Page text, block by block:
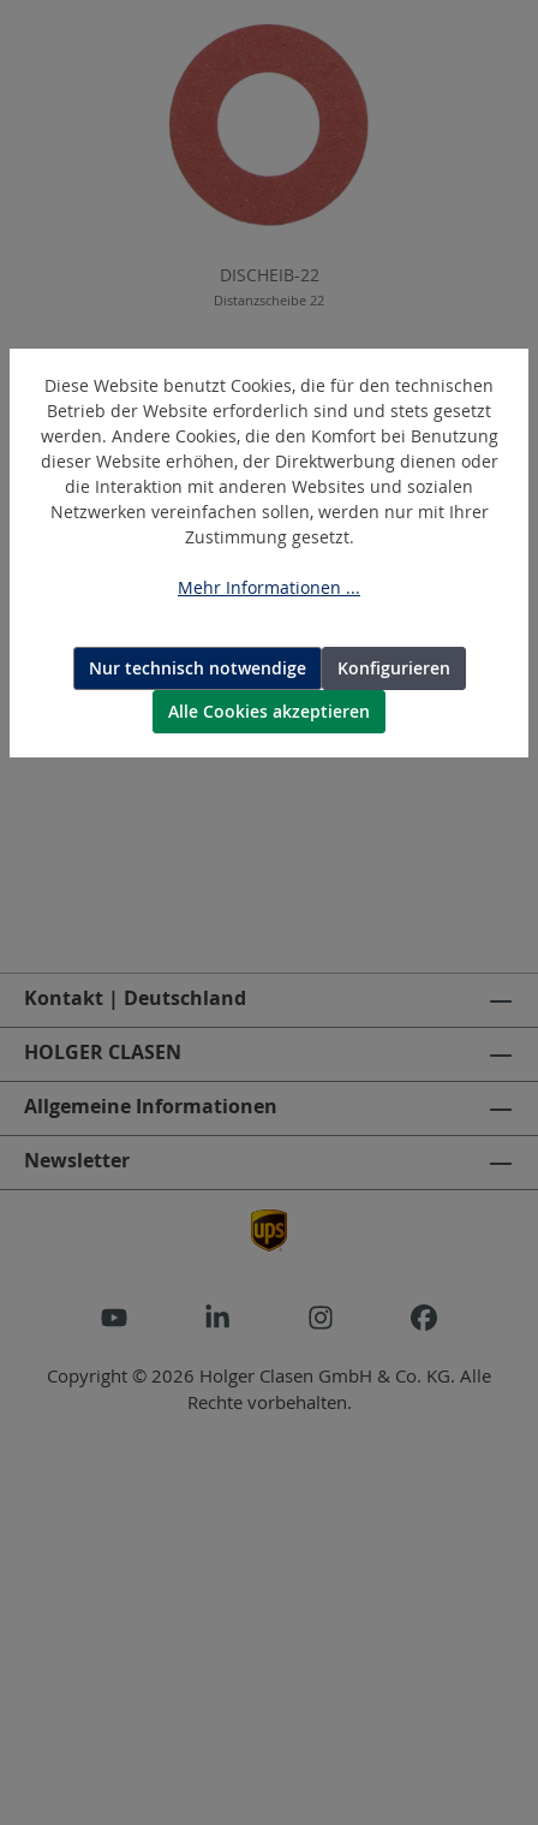
DISCHEIB-22
Distanzscheibe 22
Produktgalerie überspringen
Ähnliche Artikel
RT230-S
Trennscheibe
Kontakt | Deutschland
HOLGER CLASEN
Allgemeine Informationen
Newsletter
Copyright © 2026 Holger Clasen GmbH & Co. KG. Alle
Rechte vorbehalten.
Diese Website benutzt Cookies, die für den technischen
Betrieb der Website erforderlich sind und stets gesetzt
werden. Andere Cookies, die den Komfort bei Benutzung
dieser Website erhöhen, der Direktwerbung dienen oder
die Interaktion mit anderen Websites und sozialen
Netzwerken vereinfachen sollen, werden nur mit Ihrer
Zustimmung gesetzt.
Mehr Informationen ...
Nur technisch notwendige
Konfigurieren
Alle Cookies akzeptieren